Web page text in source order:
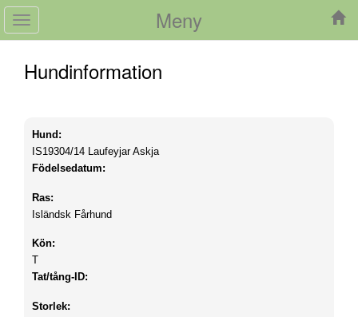
Meny
Toggle
navigation
Hundinformation
Hund:
IS19304/14 Laufeyjar Askja
Födelsedatum:
Ras:
Isländsk Fårhund
Kön:
T
Tat/tång-ID:
Storlek: